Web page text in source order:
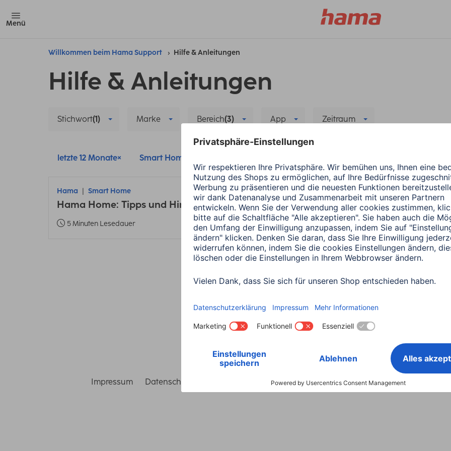
Menü
Willkommen beim Hama Support Hilfe & Anleitungen
Hilfe & Anleitungen
Stichwort(1) Marke Bereich(3) App Zeitraum
letzte 12 Monate Smart Home
Hama Smart Home
Hama Home: Tipps und Hinweise zur neuen App
5 Minuten Lesedauer
Land wählen
Impressum Datenschutz Garantiebestimmungen Konformitätserklärungen